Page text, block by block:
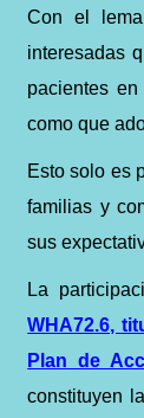
Con el
interesadas
pacientes
como que
Esto solo es
familias y
sus
La
WHA72.6,
Plan de
constituyen